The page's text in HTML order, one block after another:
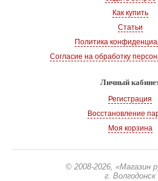
Как купить
Статьи
Политика
Согласие на обработку
Личный
Регистрация
Восстановление
Моя корзина
© 2008-2026, «Магазин
г. Волгодонск